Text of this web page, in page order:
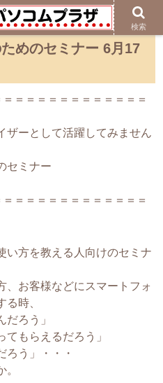
めのセミナー 6月17
＝＝＝＝＝＝＝＝＝＝＝＝
ザーとして活躍してみません
セミナー
＝＝＝＝＝＝＝＝＝＝＝＝
い方を教える人向けのセミナ
、お客様などにスマートフォ
時、
だろう」
てもらえるだろう」
ろう」・・・
検索